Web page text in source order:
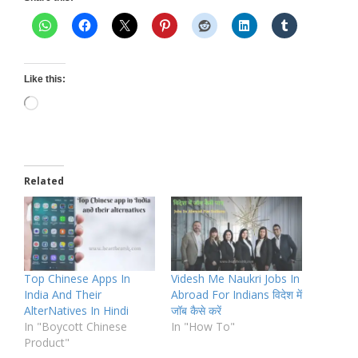
Like this:
Loading…
Related
Top Chinese Apps In
India And Their
AlterNatives In Hindi
In "Boycott Chinese
Product"
Videsh Me Naukri Jobs In
Abroad For Indians विदेश में
जॉब कैसे करें
In "How To"